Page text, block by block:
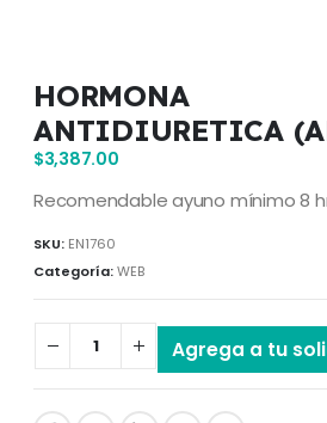
HORMONA
ANTIDIURETICA
$3,387.00
Recomendable ayuno mínimo 8
SKU: EN1760
Categoría:WEB
Agrega a tu